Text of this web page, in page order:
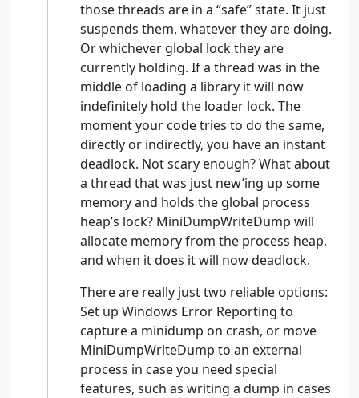
those threads are in a “safe” state. It just
suspends them, whatever they are doing.
Or whichever global lock they are
currently holding. If a thread was in the
middle of loading a library it will now
indefinitely hold the loader lock. The
moment your code tries to do the same,
directly or indirectly, you have an instant
deadlock. Not scary enough? What about
a thread that was just new’ing up some
memory and holds the global process
heap’s lock? MiniDumpWriteDump will
allocate memory from the process heap,
and when it does it will now deadlock.
There are really just two reliable options:
Set up Windows Error Reporting to
capture a minidump on crash, or move
MiniDumpWriteDump to an external
process in case you need special
features, such as writing a dump in cases